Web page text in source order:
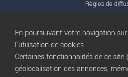
Règles de
Nos offres
Publicité
Conditions
En poursuivant votre navigation
l'utilisation de cookies.
Certaines fonctionnalités de ce site
géolocalisation des annonces,